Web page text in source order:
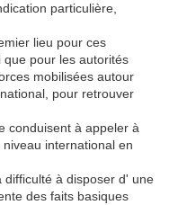
particulière,
lieu pour ces
que pour les autorités
mobilisées autour
pour retrouver
conduisent à appeler à
international en
difficulté à disposer d' une
des faits basiques